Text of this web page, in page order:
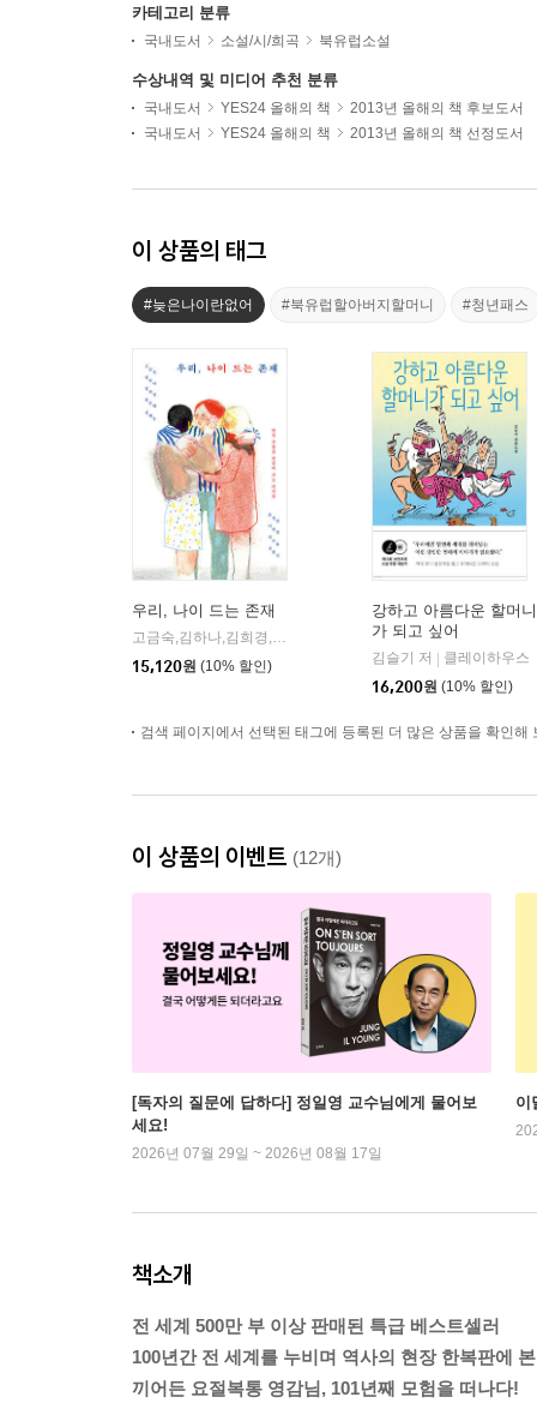
카테고리 분류
국내도서 소설/시/희곡 북유럽소설
수상내역 및 미디어 추천 분류
국내도서 YES24 올해의 책
2013년 올해의 책 후보도서
국내도서
YES24 올해의 책 2013년 올해의 책 선정도서
이 상품의 태그
#늦은나이란없어 #북유럽할아버지할머니 #청년패스
우리, 나이 드는 존재
고금숙,김하나,김희경,송은혜,신혜우,윤정원,이라영,정수윤,정희진 저
15,120원 (10% 할인)
강하고 아름다운 할머니
가 되고 싶어
김슬기 저
클레이하우스
16,200원 (10% 할인)
검색 페이지에서 선택된 태그에 등록된 더 많은 상품을 확인해
이 상품의 이벤트 (12개)
[독자의 질문에 답하다] 정일영 교수님에게 물어보
세요!
2026년 07월 29일 ~ 2026년 08월 17일
이
책소개
전 세계 500만 부 이상 판매된 특급 베스트셀러
100년간 전 세계를 누비며 역사의 현장 한복판에
끼어든 요절복통 영감님, 101년째 모험을 떠나다!